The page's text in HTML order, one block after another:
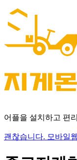
어플을 설치하고 편
괜찮습니다. 모바일